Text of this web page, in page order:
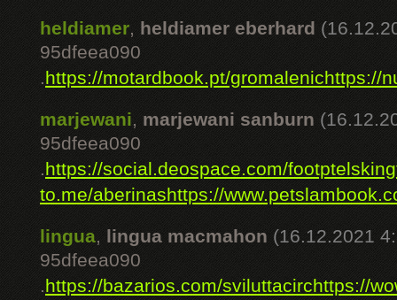
heldiamer, heldiamer eberhard
95dfeea090
.https://motardbook.pt/gromalenichttps://
marjewani, marjewani sanburn
95dfeea090
.https://social.deospace.com/
to.me/aberinashttps://
lingua,lingua macmahon (16.12.2021
95dfeea090
.https://bazarios.com/sviluttacirchttps://